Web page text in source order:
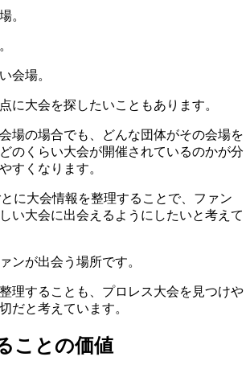
。
会場。
に大会を探したいこともあります。
場の場合でも、どんな団体がその会場を
のくらい大会が開催されているのかが分
すくなります。
に大会情報を整理することで、ファン
い大会に出会えるようにしたいと考えて
ンが出会う場所です。
理することも、プロレス大会を見つけや
だと考えています。
ことの価値